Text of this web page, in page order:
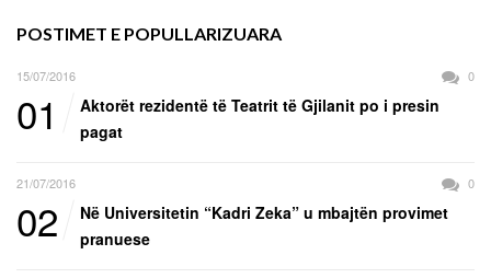
POSTIMET E POPULLARIZUARA
15/07/2016 0
01
Aktorët rezidentë të Teatrit të Gjilanit po i presin
pagat
21/07/2016 0
02
Në Universitetin “Kadri Zeka” u mbajtën provimet
pranuese